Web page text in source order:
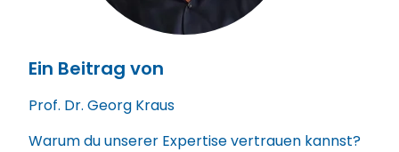
Ein Beitrag von
Prof. Dr. Georg Kraus
Warum du unserer Expertise vertrauen kannst?